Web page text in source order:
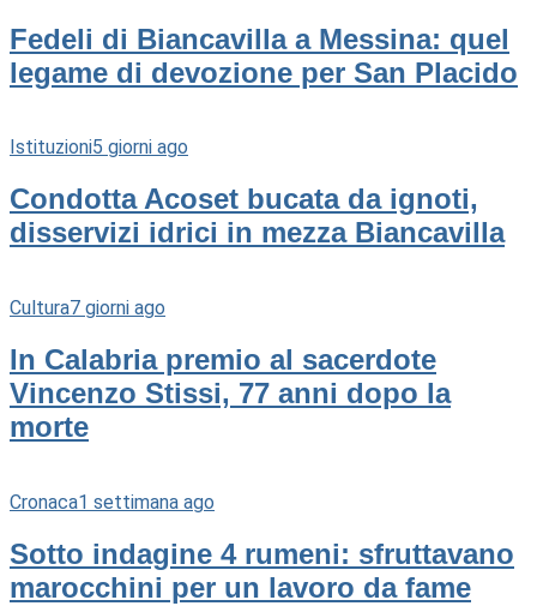
Fedeli di Biancavilla a Messina: quel
legame di devozione per San Placido
Istituzioni5 giorni ago
Condotta Acoset bucata da ignoti,
disservizi idrici in mezza Biancavilla
Cultura7 giorni ago
In Calabria premio al sacerdote
Vincenzo Stissi, 77 anni dopo la
morte
Cronaca1 settimana ago
Sotto indagine 4 rumeni: sfruttavano
marocchini per un lavoro da fame